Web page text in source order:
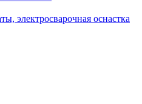
электросварочная оснастка